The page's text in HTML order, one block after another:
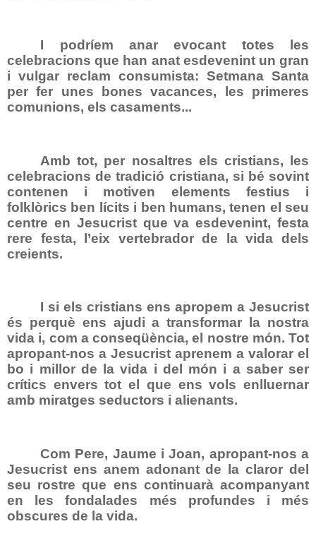
I podríem anar evocant totes les
celebracions que han anat esdevenint un gran
i vulgar reclam consumista: Setmana Santa
per fer unes bones vacances, les primeres
comunions, els casaments...
Amb tot, per nosaltres els cristians, les
celebracions de tradició cristiana, si bé sovint
contenen i motiven elements festius i
folklòrics ben lícits i ben humans, tenen el seu
centre en Jesucrist que va esdevenint, festa
rere festa, l’eix vertebrador de la vida dels
creients.
I si els cristians ens apropem a Jesucrist
és perquè ens ajudi a transformar la nostra
vida i, com a conseqüència, el nostre món. Tot
apropant-nos a Jesucrist aprenem a valorar el
bo i millor de la vida i del món i a saber ser
crítics envers tot el que ens vols enlluernar
amb miratges seductors i alienants.
Com Pere, Jaume i Joan, apropant-nos a
Jesucrist ens anem adonant de la claror del
seu rostre que ens continuarà acompanyant
en les fondalades més profundes i més
obscures de la vida.